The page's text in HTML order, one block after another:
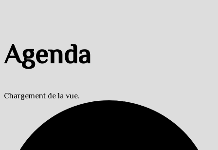
Agenda
Chargement de la vue.